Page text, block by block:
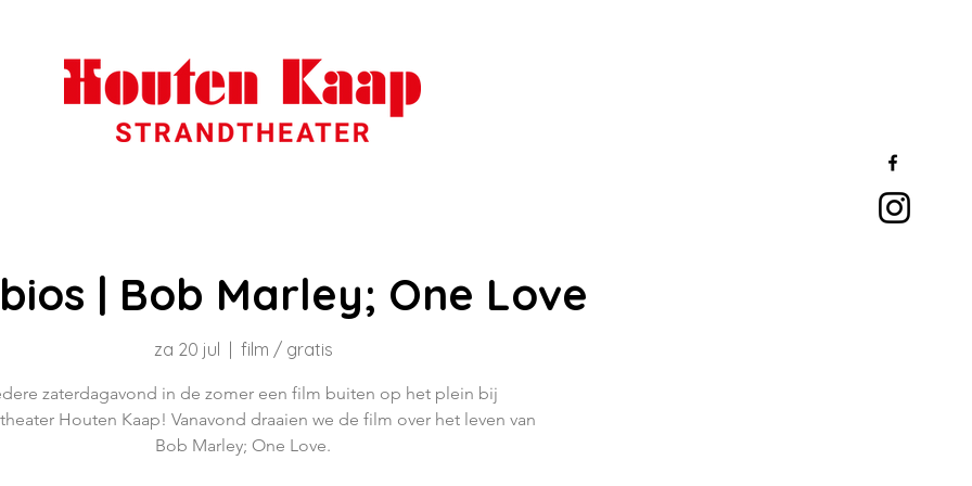
| Bob Marley; One Love
za 20 jul film / gratis
zaterdagavond in de zomer een film buiten op het plein bij
Houten Kaap! Vanavond draaien we de film over het leven van
Bob Marley; One Love.